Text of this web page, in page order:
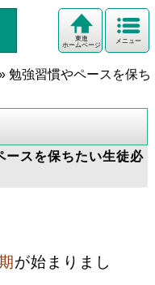
メニュー
東進
ホームページ
勉強習慣やペースを保ち
スを保ちたい生徒必
が始まりまし